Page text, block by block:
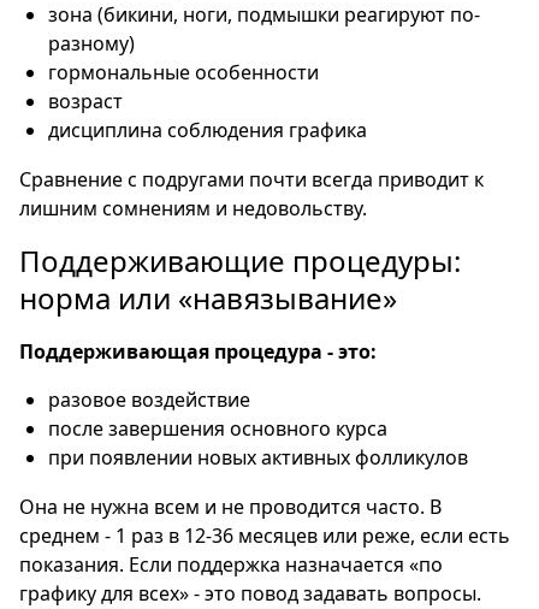
зона (бикини, ноги, подмышки реагируют по-
разному)
гормональные особенности
возраст
дисциплина соблюдения графика
Сравнение с подругами почти всегда приводит к
лишним сомнениям и недовольству.
Поддерживающие процедуры:
норма или «навязывание»
Поддерживающая процедура - это:
разовое воздействие
после завершения основного курса
при появлении новых активных фолликулов
Она не нужна всем и не проводится часто. В
среднем - 1 раз в 12-36 месяцев или реже, если есть
показания. Если поддержка назначается «по
графику для всех» - это повод задавать вопросы.